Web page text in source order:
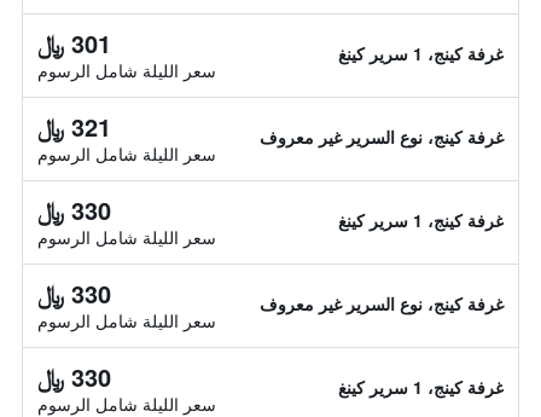
غرفة كينج، 1 سرير كينغ 301 ﷼
سعر الليلة شامل الرسوم
غرفة كينج، نوع السرير غير معروف 321 ﷼
سعر الليلة شامل الرسوم
غرفة كينج، 1 سرير كينغ 330 ﷼
سعر الليلة شامل الرسوم
غرفة كينج، نوع السرير غير معروف 330 ﷼
سعر الليلة شامل الرسوم
غرفة كينج، 1 سرير كينغ 330 ﷼
سعر الليلة شامل الرسوم